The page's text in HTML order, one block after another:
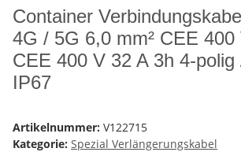
Container
4G / 5G 6,0 mm² CEE 400
CEE 400 V 32 A 3h 4-polig
IP67
Artikelnummer: V122715
Kategorie: Spezial Verlängerungskabel